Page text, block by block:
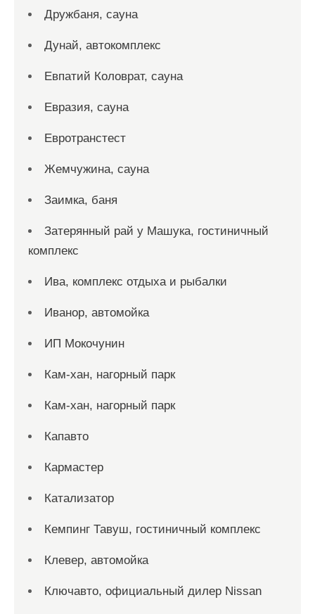
Дружбаня, сауна
Дунай, автокомплекс
Евпатий Коловрат, сауна
Евразия, сауна
Евротранстест
Жемчужина, сауна
Заимка, баня
Затерянный рай у Машука, гостиничный
комплекс
Ива, комплекс отдыха и рыбалки
Иванор, автомойка
ИП Мокочунин
Кам-хан, нагорный парк
Кам-хан, нагорный парк
Капавто
Кармастер
Катализатор
Кемпинг Тавуш, гостиничный комплекс
Клевер, автомойка
Ключавто, официальный дилер Nissan